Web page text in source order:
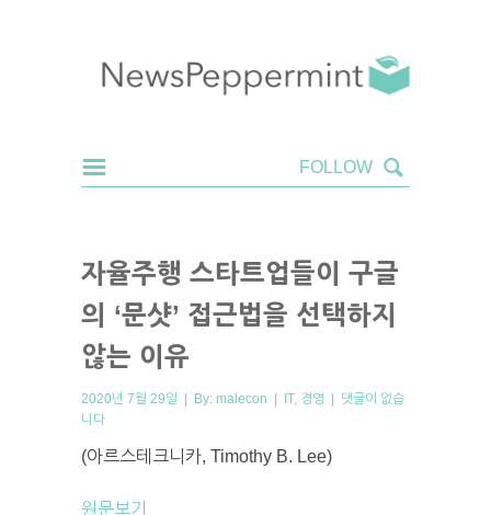
자율주행 스타트업들이 구글
의 ‘문샷’ 접근법을 선택하지
않는 이유
2020년 7월 29일 | By: malecon | IT, 경영 | 댓글이 없습
니다
(아르스테크니카, Timothy B. Lee)
원문보기